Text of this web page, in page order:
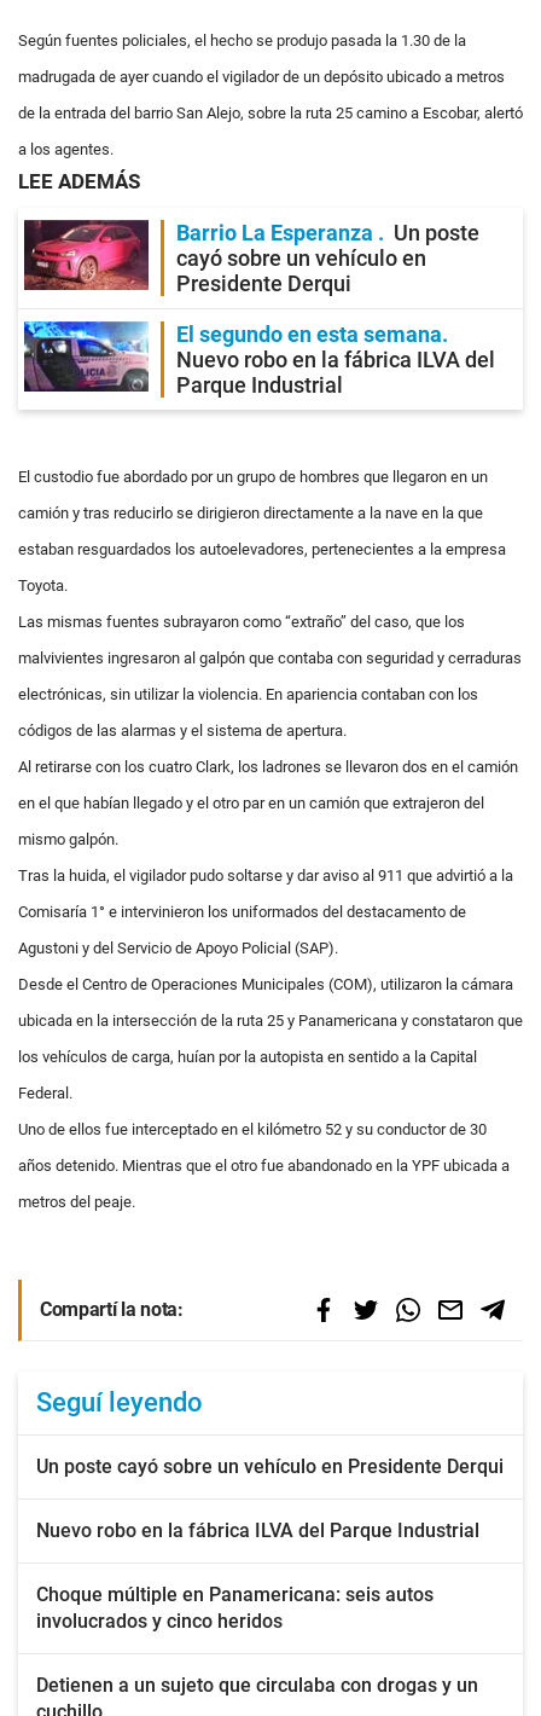
Según fuentes policiales, el hecho se produjo pasada la 1.30 de la
madrugada de ayer cuando el vigilador de un depósito ubicado a metros
de la entrada del barrio San Alejo, sobre la ruta 25 camino a Escobar, alertó
a los agentes.
LEE ADEMÁS
Barrio La Esperanza
Un poste
cayó sobre un vehículo en
Presidente Derqui
El segundo en esta semana
Nuevo robo en la fábrica ILVA del
Parque Industrial
El custodio fue abordado por un grupo de hombres que llegaron en un
camión y tras reducirlo se dirigieron directamente a la nave en la que
estaban resguardados los autoelevadores, pertenecientes a la empresa
Toyota.
Las mismas fuentes subrayaron como “extraño” del caso, que los
malvivientes ingresaron al galpón que contaba con seguridad y cerraduras
electrónicas, sin utilizar la violencia. En apariencia contaban con los
códigos de las alarmas y el sistema de apertura.
Al retirarse con los cuatro Clark, los ladrones se llevaron dos en el camión
en el que habían llegado y el otro par en un camión que extrajeron del
mismo galpón.
Tras la huida, el vigilador pudo soltarse y dar aviso al 911 que advirtió a la
Comisaría 1° e intervinieron los uniformados del destacamento de
Agustoni y del Servicio de Apoyo Policial (SAP).
Desde el Centro de Operaciones Municipales (COM), utilizaron la cámara
ubicada en la intersección de la ruta 25 y Panamericana y constataron que
los vehículos de carga, huían por la autopista en sentido a la Capital
Federal.
Uno de ellos fue interceptado en el kilómetro 52 y su conductor de 30
años detenido. Mientras que el otro fue abandonado en la YPF ubicada a
metros del peaje.
Compartí la nota:
Seguí leyendo
Un poste cayó sobre un vehículo en Presidente Derqui
Nuevo robo en la fábrica ILVA del Parque Industrial
Choque múltiple en Panamericana: seis autos
involucrados y cinco heridos
Detienen a un sujeto que circulaba con drogas y un